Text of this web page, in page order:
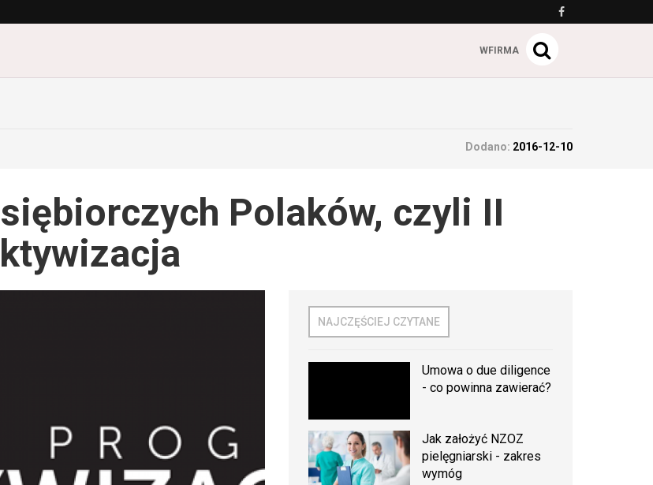
WFIRMA
Dodano: 2016-12-10
Polaków, czyli II
NAJCZĘŚCIEJ CZYTANE
Umowa o due diligence
- co powinna zawierać?
Jak założyć NZOZ
pielęgniarski - zakres
wymóg